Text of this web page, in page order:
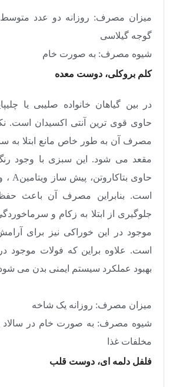
میزان مصرف: روزانه دو عدد متوسط
گوجه گیلاسی
شیوه مصرف: به صورت خام
کلم بروکلی، دوست معده
در بین گیاهان خانواده صلیبی یا
حاوی قوی ترین آنتی اکسیدان است.
مصرف آن به طور خاص مانع ابتلا به
مقعد می شود. این سبزی با وجود
حاوی بتاکاروتن، پیش ساز ویتامینA ،
است. بنابراین مصرف آن باعث
جلوگیری از ابتلا به زکام و
موجود در این خوراکی نیز برای
است. علاوه براین که فولات موجود
بهبود عملکرد سیستم ایمنی بدن می
میزان مصرف: روزانه یک شاخه
شیوه مصرف: به صورت خام در سالاد
مخلفات غذا
فلفل دلمه ای، دوست قلب